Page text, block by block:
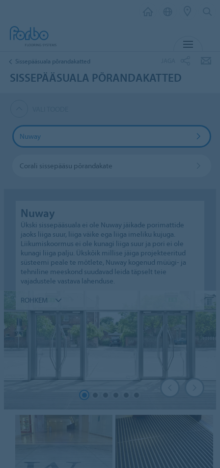
Sissepääsuala põrandakatted
SISSEPÄÄSUALA PÕRANDAKATTED
Nuway
Corali sissepääsu põrandakate
Nuway
Ükski sissepääsuala ei ole Nuway jäikade porimattide
jaoks liiga suur, liiga väike ega liiga imeliku kujuga.
Liikumiskoormus ei ole kunagi liiga suur ja pori ei ole
kunagi liiga palju. Ükskõik millise jäiga projekteeritud
süsteemi peale te mõtlete, Nuway kogenud müügi- ja
tehniline meeskond suudavad leida täpselt teie
vajadustele vastava lahenduse.
ROHKEM